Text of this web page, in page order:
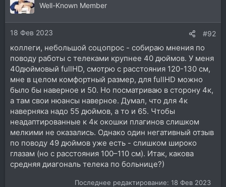
Well-Known Member
18 Фев 2023 #92
коллеги, небольшой соцопрос - собираю мнения по
поводу работы с телеками крупнее 40 дюймов. У меня
40дюймовый fullHD, смотрю с расстояния 120-130 см,
мне в целом комфортный размер, для fullHD можно
было бы наверное и 50. Но посматриваю в сторону 4к,
а там свои нюансы наверное. Думал, что для 4к
наверняка надо 55 дюймов, а то и 65. Чтобы
неадаптированные к 4к окошки плагинов слишком
мелкими не оказались. Однако один негативный отзыв
по поводу 49 дюймов уже есть - слишком широко
глазам (но с расстояния 100–110 см). Итак, какова
средняя диагональ телека по больнице?)
Последнее редактирование: 18 Фев 2023